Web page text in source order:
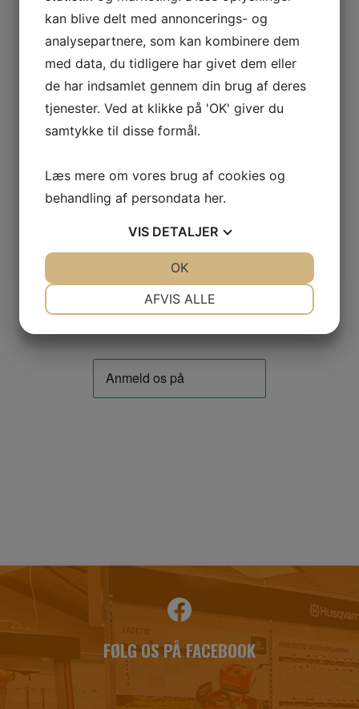
HÆKKELIPPER M12
FHT20-402
MILWAUKEE
HÆKKELIPPER M12
FHT20-402 MILWAUKEE
hækkeklipper er et alsidigt
værktøj til
2.199,00kr.
LÆS MERE
M18 FHS20-552X
MILWAUKEE HÅNDSAV
MILWAUKEE HÅNDSAV
M18 FHS20-552X –
Kompakt og effektiv
grensav til
4.499,00kr.
FØLG OS PÅ FACEBOOK
kan blive delt med annoncerings- og
analysepartnere, som kan kombinere dem
med data, du tidligere har givet dem eller
de har indsamlet gennem din brug af deres
tjenester. Ved at klikke på 'OK' giver du
samtykke til disse formål.
Læs mere om vores brug af cookies og
behandling af persondata her.
VIS DETALJER
AFVIS ALLE
OK